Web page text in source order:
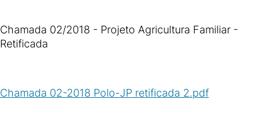
Chamada 02/2018 - Projeto Agricultura Familiar -
Retificada
Chamada 02-2018 Polo-JP retificada 2.pdf